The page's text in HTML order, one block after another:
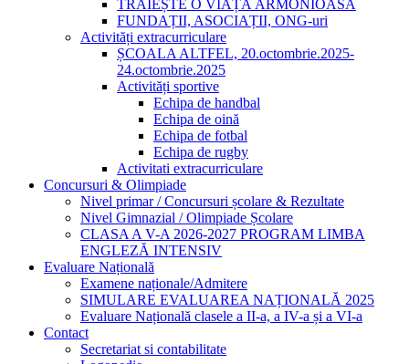
TRĂIEȘTE O VIAȚĂ ARMONIOASĂ
FUNDAȚII, ASOCIAȚII, ONG-uri
Activități extracurriculare
ȘCOALA ALTFEL, 20.octombrie.2025-
24.octombrie.2025
Activități sportive
Echipa de handbal
Echipa de oină
Echipa de fotbal
Echipa de rugby
Activitati extracurriculare
Concursuri & Olimpiade
Nivel primar / Concursuri școlare & Rezultate
Nivel Gimnazial / Olimpiade Școlare
CLASA A V-A 2026-2027 PROGRAM LIMBA
ENGLEZĂ INTENSIV
Evaluare Națională
Examene naționale/Admitere
SIMULARE EVALUAREA NAȚIONALĂ 2025
Evaluare Națională clasele a II-a, a IV-a și a VI-a
Contact
Secretariat si contabilitate